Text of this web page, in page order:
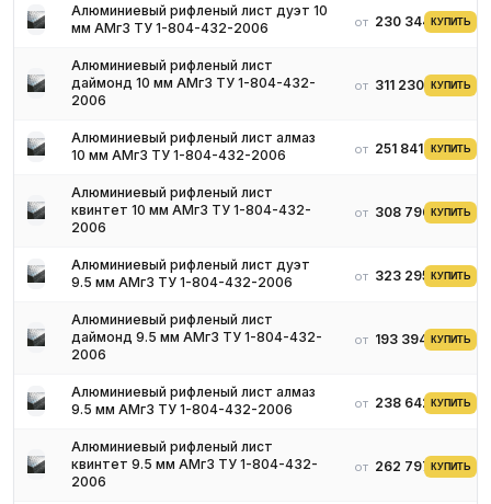
сроки и подготовим коммерческое предложение. Организуем
отгрузку и доставку по Москве и регионам РФ.
, отправьте заявку: толщина, формат, объём и
регион доставки.
Алюминиевый рифленый лист дуэт 10
мм АМг3 ТУ 1-804-432-2006
от 230 344 ₽КУПИТЬ
Алюминиевый рифленый лист
даймонд 10 мм АМг3 ТУ 1-804-432-
2006
от 311 230 ₽КУПИТЬ
Алюминиевый рифленый лист алмаз
10 мм АМг3 ТУ 1-804-432-2006
от 251 841 ₽КУПИТЬ
Алюминиевый рифленый лист
квинтет 10 мм АМг3 ТУ 1-804-432-
2006
от 308 796 ₽КУПИТЬ
Алюминиевый рифленый лист дуэт
9.5 мм АМг3 ТУ 1-804-432-2006
от 323 295 ₽КУПИТЬ
Алюминиевый рифленый лист
даймонд 9.5 мм АМг3 ТУ 1-804-432-
2006
от 193 394 ₽КУПИТЬ
Алюминиевый рифленый лист алмаз
9.5 мм АМг3 ТУ 1-804-432-2006
от 238 642 ₽КУПИТЬ
Алюминиевый рифленый лист
квинтет 9.5 мм АМг3 ТУ 1-804-432-
2006
от 262 797 ₽КУПИТЬ